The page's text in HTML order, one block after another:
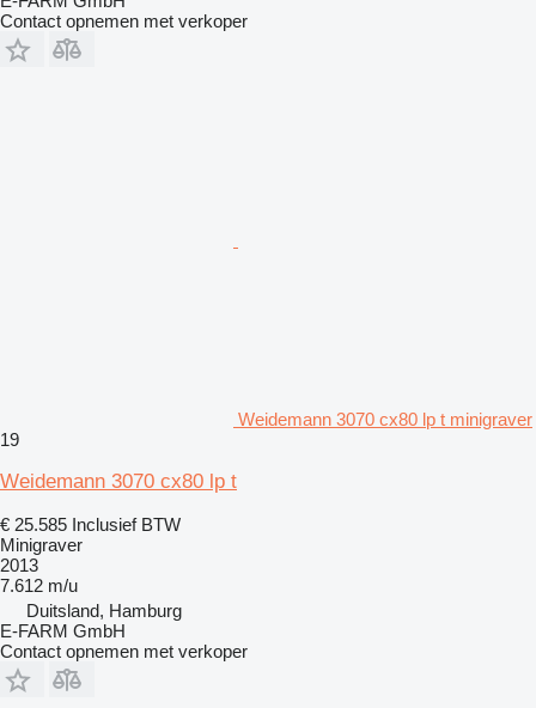
Contact opnemen met verkoper
Weidemann 3070 cx80 lp t minigraver
19
Weidemann 3070 cx80 lp t
€ 25.585 Inclusief BTW
Minigraver
2013
7.612 m/u
Duitsland, Hamburg
E-FARM GmbH
Contact opnemen met verkoper